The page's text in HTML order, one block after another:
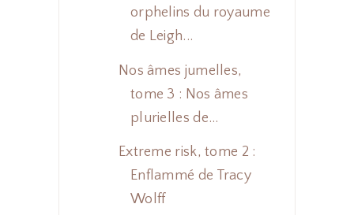
orphelins du royaume
de Leigh...
Nos âmes jumelles,
tome 3 : Nos âmes
plurielles de...
Extreme risk, tome 2 :
Enflammé de Tracy
Wolff